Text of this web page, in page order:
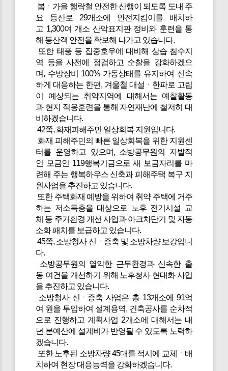
봄ㆍ가을 행락철 안전한 산행이 되도록 도내 주
요 등산로 29개소에 안전지킴이를 배치하
고 1,300여 개소 산악표지판 정비와 훈련을 통
해 등산객 안전을 확보해 나가고 있습니다.
또한 태풍 등 집중호우에 대비해 상습 침수지
역 등을 사전에 점검하고 순찰을 강화하겠으
며, 수방장비 100% 가동상태를 유지하여 신속
하게 대응하는 한편, 겨울철 대설ㆍ한파로 고립
이 예상되는 취약지역에 대해서는 예찰활동
과 현지 적응훈련을 통해 자연재난에 철저히 대
비하겠습니다.
42쪽, 화재피해주민 일상회복 지원입니다.
화재 피해주민의 빠른 일상회복을 위한 지원센
터를 운영하고 있으며, 소방공무원의 자발적
인 모금인 119행복기금으로 새 보금자리를 마
련해 주는 행복하우스 신축과 피해주택 복구 지
원사업을 추진하고 있습니다.
또한 주택화재 예방을 위하여 취약 주택에 거주
하는 저소득층을 대상으로 노후 전기시설 교
체 등 주거환경 개선 사업과 아크차단기 및 자동
소화 패치를 보급하고 있습니다.
45쪽, 소방청사 신ㆍ증축 및 소방차량 보강입니
다.
소방공무원의 열악한 근무환경과 신속한 출
동 여건을 개선하기 위해 노후청사 현대화 사업
을 추진하고 있습니다.
소방청사 신ㆍ증축 사업은 총 13개소에 91억
여 원을 투입하여 설계용역, 건축공사를 순차적
으로 진행하고 계획사업 2개소에 대해서는 내
년 본예산에 설계비가 반영될 수 있도록 노력하
겠습니다.
또한 노후된 소방차량 45대를 적시에 교체ㆍ배
치하여 현장 대응능력을 강화하겠습니다.